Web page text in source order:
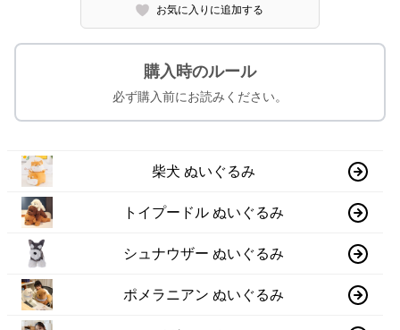
お気に入りに追加する
購入時のルール
必ず購入前にお読みください。
柴犬 ぬいぐるみ
トイプードル ぬいぐるみ
シュナウザー ぬいぐるみ
ポメラニアン ぬいぐるみ